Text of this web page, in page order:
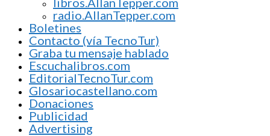
radio.AllanTepper.com
Boletines
Contacto (vía TecnoTur)
Graba tu mensaje hablado
Escuchalibros.com
EditorialTecnoTur.com
Glosariocastellano.com
Donaciones
Publicidad
Advertising